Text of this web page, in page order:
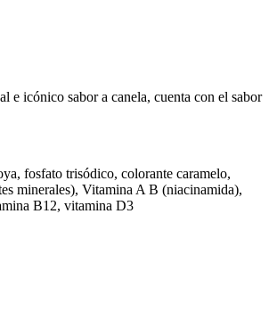
e icónico sabor a canela, cuenta con el sabor
fosfato trisódico, colorante caramelo,
minerales), Vitamina A B (niacinamida),
B12, vitamina D3